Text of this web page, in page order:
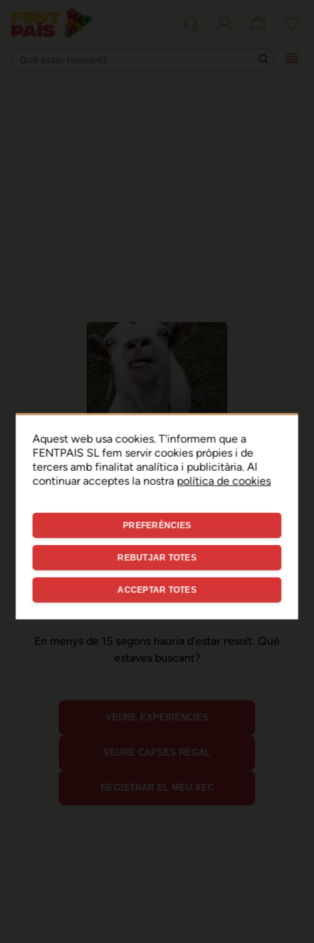
Ep, disculpa!
Sembla que hi ha hagut un
error de connexió temporal
En menys de 15 segons hauria d'estar resolt. Què
estaves buscant?
VEURE EXPERIÈNCIES
VEURE CAPSES REGAL
REGISTRAR EL MEU XEC
Aquest web usa cookies. T'informem que a
FENTPAIS SL fem servir cookies pròpies i de
tercers amb finalitat analítica i publicitària. Al
continuar acceptes la nostra política de cookies
PREFERÈNCIES
REBUTJAR TOTES
ACCEPTAR TOTES